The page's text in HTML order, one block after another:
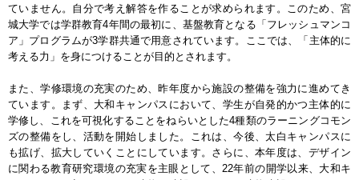
ていません。自分で考え解答を作ることが求められます。このため、宮
城大学では学群教育4年間の最初に、基盤教育となる「フレッシュマンコ
ア」プログラムが3学群共通で用意されています。ここでは、「主体的に
考える力」を身につけることが目的とされます。
また、学修環境の充実のため、昨年度から施設の整備を強力に進めてき
ています。まず、大和キャンパスにおいて、学生が自発的かつ主体的に
学修し、これを可視化することをねらいとした4種類のラーニングコモン
ズの整備をし、活動を開始しました。これは、今後、太白キャンパスに
も拡げ、拡大していくことにしています。さらに、本年度は、デザイン
に関わる教育研究環境の充実を主眼として、22年前の開学以来、大和キ